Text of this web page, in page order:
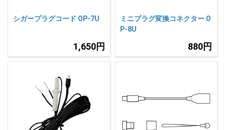
シガープラグコード OP-7U
1,650円
ミニプラグ変換コネクター O
P-8U
880円